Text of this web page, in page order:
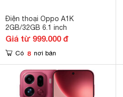
Điện thoại Oppo A1K
2GB/32GB 6.1 inch
Giá từ 999.000 đ
Có 8 nơi bán